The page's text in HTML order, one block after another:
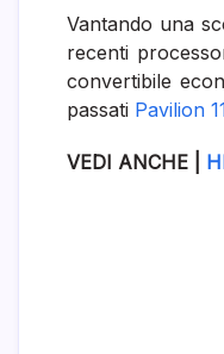
Vantando una
recenti
convertibile
passati Pavilion
VEDI ANCHE |